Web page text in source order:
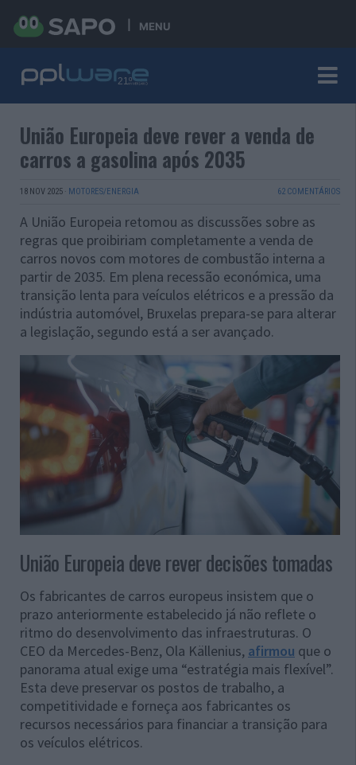
MENU
União Europeia deve rever a venda de
carros a gasolina após 2035
18 NOV 2025 · MOTORES/ENERGIA 62 COMENTÁRIOS
A União Europeia retomou as discussões sobre as
regras que proibiriam completamente a venda de
carros novos com motores de combustão interna a
partir de 2035. Em plena recessão económica, uma
transição lenta para veículos elétricos e a pressão da
indústria automóvel, Bruxelas prepara-se para alterar
a legislação, segundo está a ser avançado.
União Europeia deve rever decisões tomadas
Os fabricantes de carros europeus insistem que o
prazo anteriormente estabelecido já não reflete o
ritmo do desenvolvimento das infraestruturas. O
CEO da Mercedes-Benz, Ola Källenius, afirmou que o
panorama atual exige uma “estratégia mais flexível”.
Esta deve preservar os postos de trabalho, a
competitividade e forneça aos fabricantes os
recursos necessários para financiar a transição para
os veículos elétricos.